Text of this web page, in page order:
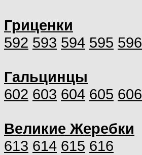
Гриценки
592 593 594 595 596
Гальцинцы
602 603 604 605 606
Великие Жеребки
613 614 615 616